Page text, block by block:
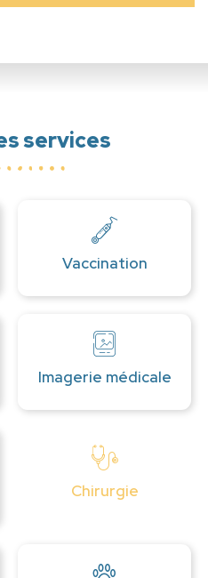
services
Vaccination
Imagerie médicale
Chirurgie